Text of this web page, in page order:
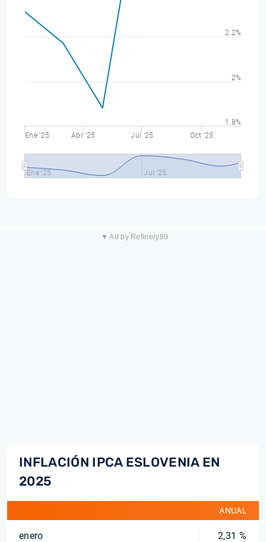
Ene '25 Abr '25 Jul '25 Oct '25
Ene '25 Jul '25
1.8%
2%
2.2%
▼ Ad by Refinery89
INFLACIÓN IPCA ESLOVENIA EN
2025
ANUAL
enero 2,31 %